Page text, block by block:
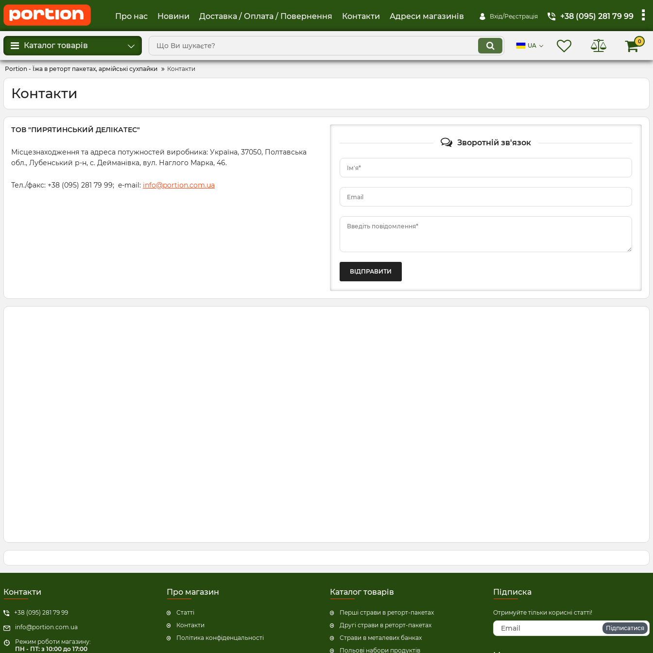
Про нас Новини Доставка / Оплата / Повернення Контакти Адреси магазинів Вхід/Реєстрація +38 (095) 281 79 99
Каталог товарів UA
0
Portion - Їжа в реторт пакетах, армійські сухпайки Контакти
Контакти
ТОВ "ПИРЯТИНСЬКИЙ ДЕЛІКАТЕС"
Місцезнаходження та адреса потужностей виробника: Україна, 37050, Полтавська
обл., Лубенський р-н, с. Дейманівка, вул. Наглого Марка, 46.
Тел./факс: +38 (095) 281 79 99; e-mail: info@portion.com.ua
Зворотній зв'язок
Ім'я*
Email
Введіть повідомлення*
ВІДПРАВИТИ
Контакти
+38 (095) 281 79 99
info@portion.com.ua
Режим роботи магазину:
ПН - ПТ: з 10:00 до 17:00
Про магазин
Статті
Контакти
Політика конфіденцальності
Каталог товарів
Перші страви в реторт-пакетах
Другі страви в реторт-пакетах
Страви в металевих банках
Польові набори продуктів
Підписка
Отримуйте тільки корисні статті!
Підписатися